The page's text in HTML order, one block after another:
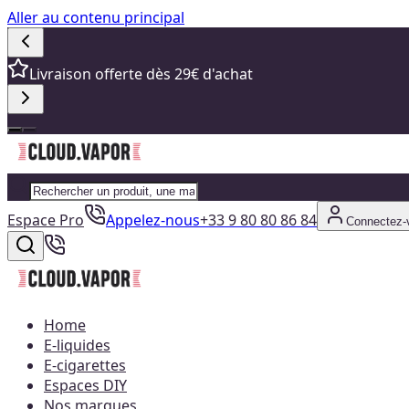
Aller au contenu principal
Livraison offerte dès 29€ d'achat
Espace Pro Appelez-nous+33 9 80 80 86 84 Connectez-
Home
E-liquides
E-cigarettes
Espaces DIY